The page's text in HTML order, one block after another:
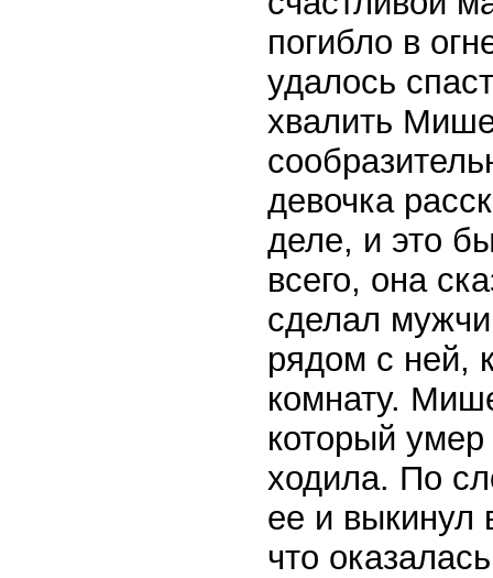
погибло в
удалось
хвалить
девочка
деле, и это
всего, она
сделал
рядом с ней,
комнату.
который умер
ходила. По
ее и выкинул
что